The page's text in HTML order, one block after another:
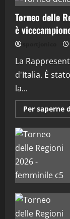
3
4
5
Torneo delle
è
La
d'Italia. È
la...
Per saperne